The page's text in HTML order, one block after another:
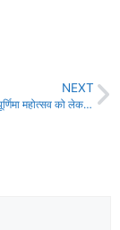
NEXT
विराट श्री व्यास गुरु पूर्णिमा महोत्सव को लेकर बैठक सम्पन्न!